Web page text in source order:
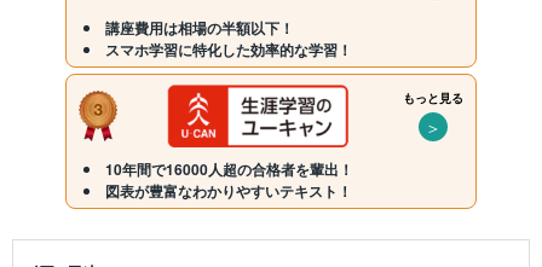
講座費用は相場の半額以下！
スマホ学習に特化した効率的な学習！
もっと見る
＞
10年間で16000人超の合格者を輩出！
図表が豊富なわかりやすいテキスト！